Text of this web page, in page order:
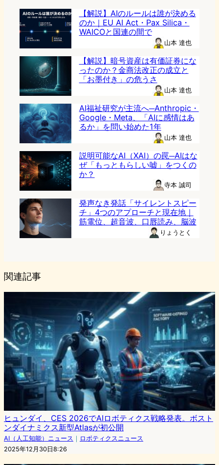
【解説】AIのルールは誰が決める
のか｜EU AI Act・Pax Silica・
WAICOと国連の間で
山本 達也
【解説】暗号資産は有価証券にな
ったのか？金商法改正の成立と
「お墨付き」の危うさ
山本 達也
AI福祉研究が主流へ─Anthropic・
Google・Meta、「AIに感情はあ
るか」を問い始めた1年
山本 達也
説明可能なAI（XAI）の罠─AIはな
ぜ「もっともらしい嘘」をつくの
か？
寺本 誠司
発声なき発話「サイレントスピー
チ」4つのアプローチと現在地｜
筋電位、超音波、口唇読み、脳波
りょうとく
関連記事
ヒュンダイ、CES 2026でAIロボティクス戦略発表。ボスト
ンダイナミクス新型Atlasが初公開
AI（人工知能）ニュース ｜ ロボティクスニュース
2025年12月30日8:26